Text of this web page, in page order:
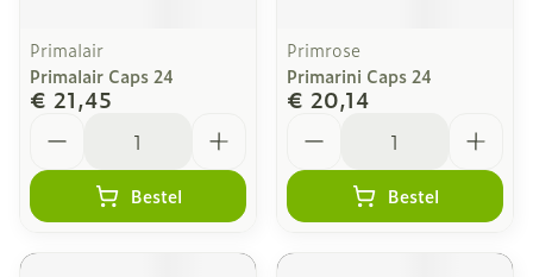
Primalair
Primalair Caps 24
€ 21,45
Bestel
Primrose
Primarini Caps 24
€ 20,14
Bestel